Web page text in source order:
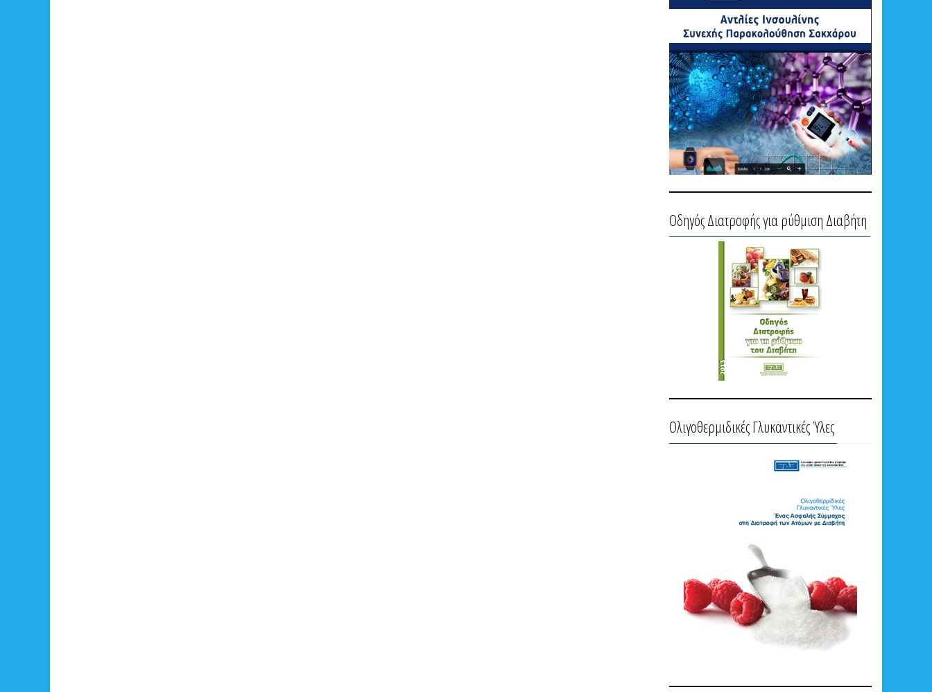
Οδηγός Διατροφής για ρύθμιση Διαβήτη
Ολιγοθερμιδικές Γλυκαντικές Ύλες